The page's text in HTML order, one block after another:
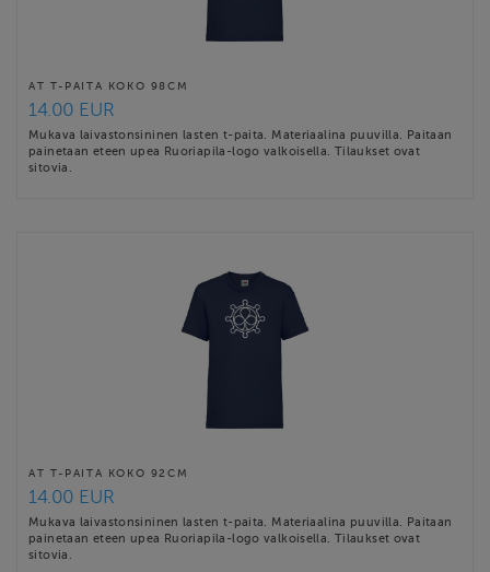
AT T-PAITA KOKO 98CM
14.00 EUR
Mukava laivastonsininen lasten t-paita. Materiaalina puuvilla. Paitaan
painetaan eteen upea Ruoriapila-logo valkoisella. Tilaukset ovat
sitovia.
AT T-PAITA KOKO 92CM
14.00 EUR
Mukava laivastonsininen lasten t-paita. Materiaalina puuvilla. Paitaan
painetaan eteen upea Ruoriapila-logo valkoisella. Tilaukset ovat
sitovia.